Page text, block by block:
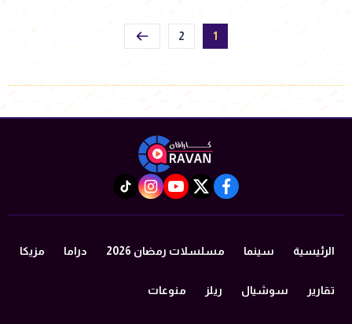
1
2
facebook
twitter
youtube
instagram
tiktok
الرئيسية سينما مسلسلات رمضان 2026 دراما مزيكا
تقارير سوشيال ريلز منوعات